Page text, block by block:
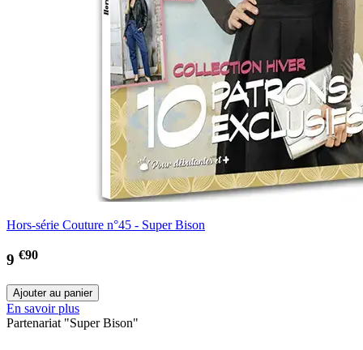
Hors-série Couture n°45 - Super Bison
9 €90
En savoir plus
Partenariat "Super Bison"